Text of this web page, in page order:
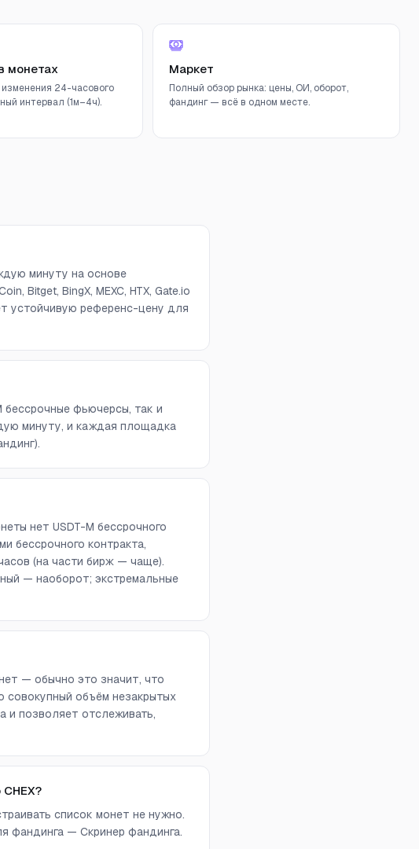
монетах
24-часового
интервал (1м–4ч).
Маркет
Полный обзор рынка: цены, ОИ, оборот,
фандинг — всё в одном месте.
минуту на основе
Bitget, BingX, MEXC, HTX, Gate.io
устойчивую референс-цену для
бессрочные фьючерсы, так и
минуту, и каждая площадка
нет USDT-M бессрочного
бессрочного контракта,
(на части бирж — чаще).
— наоборот; экстремальные
— обычно это значит, что
объём незакрытых
и позволяет отслеживать,
список монет не нужно.
фандинга — Скринер фандинга.